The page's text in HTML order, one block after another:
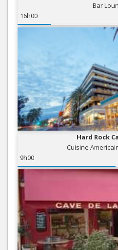
Bar
16h00
Hard Rock
Cuisine
9h00